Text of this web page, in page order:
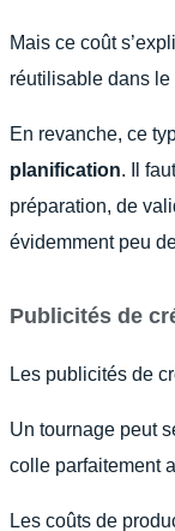
Mais ce coût
réutilisable dans
En revanche, ce
planification. Il
préparation, de
évidemment peu
Publicités de
Les publicités de
Un tournage peut
colle parfaitement
Les coûts de